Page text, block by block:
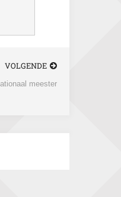
VOLGENDE
meester